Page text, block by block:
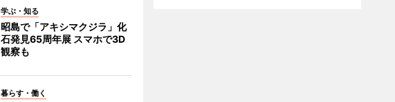
学ぶ・知る
昭島で「アキシマクジラ」化
石発見65周年展 スマホで3D
観察も
暮らす・働く